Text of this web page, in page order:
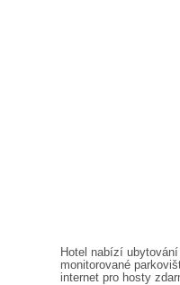
Hotel nabízí
monitorované
internet pro hosty